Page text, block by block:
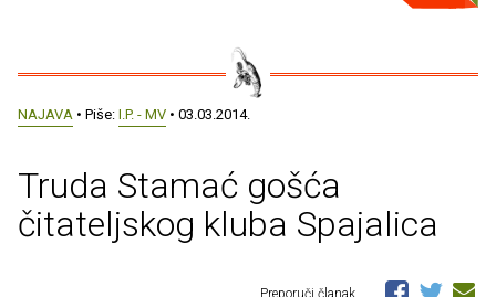
NAJAVA • Piše: I.P. - MV • 03.03.2014.
Truda Stamać gošća
čitateljskog kluba Spajalica
Preporuči članak